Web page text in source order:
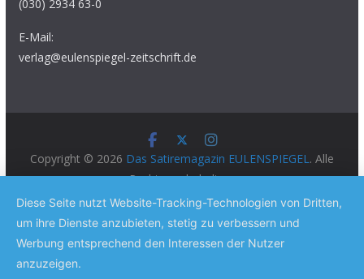
(030) 2934 63-0
E-Mail:
verlag@eulenspiegel-zeitschrift.de
Copyright © 2026 Das Satiremagazin EULENSPIEGEL. Alle
Rechte vorbehalten.
Theme:ColorMag Provon ThemeGrill. Präsentiert von
WordPress.
Diese Seite nutzt Website-Tracking-Technologien von Dritten,
um ihre Dienste anzubieten, stetig zu verbessern und
Werbung entsprechend den Interessen der Nutzer
anzuzeigen.